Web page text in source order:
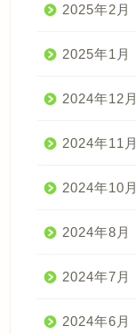
2025年2月
2025年1月
2024年12月
2024年11月
2024年10月
2024年8月
2024年7月
2024年6月